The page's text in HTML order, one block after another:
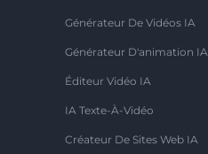
Générateur De Vidéos IA
Générateur D'animation IA
Éditeur Vidéo IA
IA Texte-À-Vidéo
Créateur De Sites Web IA